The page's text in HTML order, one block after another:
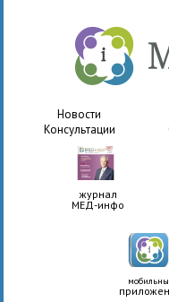
Новости
Консультации
журнал
МЕД-инфо